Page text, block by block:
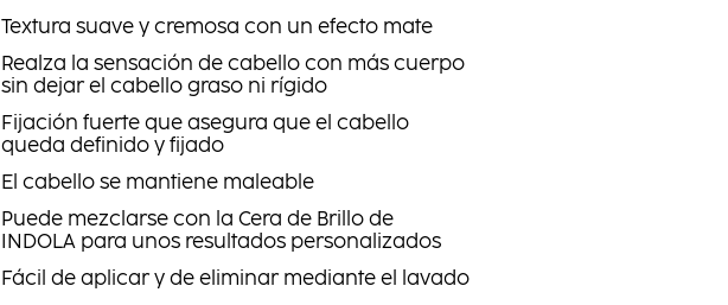
Textura suave y cremosa con un efecto mate
Realza la sensación de cabello con más cuerpo
sin dejar el cabello graso ni rígido
Fijación fuerte que asegura que el cabello
queda definido y fijado
El cabello se mantiene maleable
Puede mezclarse con la Cera de Brillo de
INDOLA para unos resultados personalizados
Fácil de aplicar y de eliminar mediante el lavado